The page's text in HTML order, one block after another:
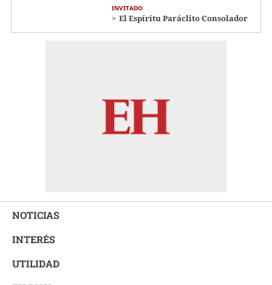
INVITADO
El Espíritu Paráclito Consolador
NOTICIAS
INTERÉS
UTILIDAD